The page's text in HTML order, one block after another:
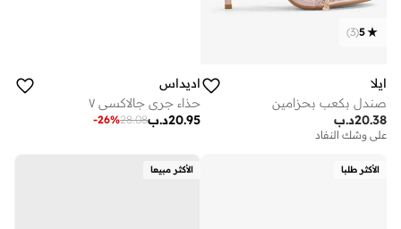
5
(
3
)
ايلا
صندل بكعب بحزامين
د.ب20.38
على وشك النفاد
اديداس
حذاء جري جالاكسي ٧
د.ب20.95
28.08
-26%
الأكثر طلبا الأكثر مبيعا